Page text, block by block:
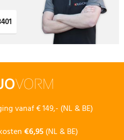
vanaf € 149,- (NL & BE)
€6,95(NL & BE)